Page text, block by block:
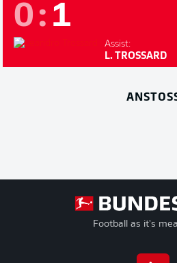
0: 1
Assist:
L. TROSSARD
ANSTOSS
Football as it's